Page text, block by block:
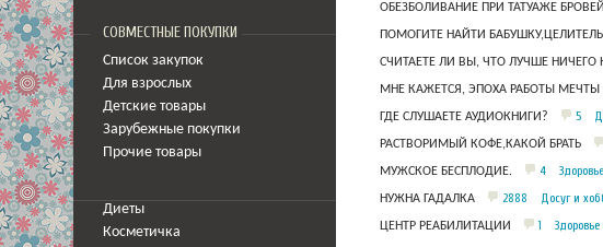
СОВМЕСТНЫЕ ПОКУПКИ
Список закупок
Для взрослых
Детские товары
Зарубежные покупки
Прочие товары
Диеты
Косметичка
ОБЕЗБОЛИВАНИЕ ПРИ ТАТУАЖЕ БРОВЕЙ
ПОМОГИТЕ НАЙТИ
СЧИТАЕТЕ ЛИ ВЫ, ЧТО ЛУЧШЕ НИЧЕГО
МНЕ КАЖЕТСЯ, ЭПОХА РАБОТЫ МЕЧТЫ
ГДЕ СЛУШАЕТЕ АУДИОКНИГИ? 5
РАСТВОРИМЫЙ КОФЕ,КАКОЙ БРАТЬ
МУЖСКОЕ БЕСПЛОДИЕ. 4 Здоровье
НУЖНА ГАДАЛКА 2888 Досуг и
ЦЕНТР РЕАБИЛИТАЦИИ 1 Здоровье